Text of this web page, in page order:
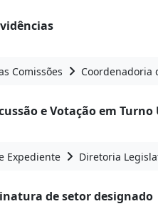
Comissões
Coordenadoria
e Votação em Turno
Expediente
Diretoria
de setor designado